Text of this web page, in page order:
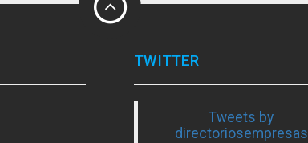
TWITTER
Tweets by
directoriosempresas